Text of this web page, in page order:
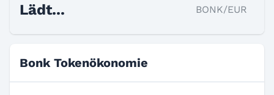
Lädt... BONK/EUR
Bonk Tokenökonomie